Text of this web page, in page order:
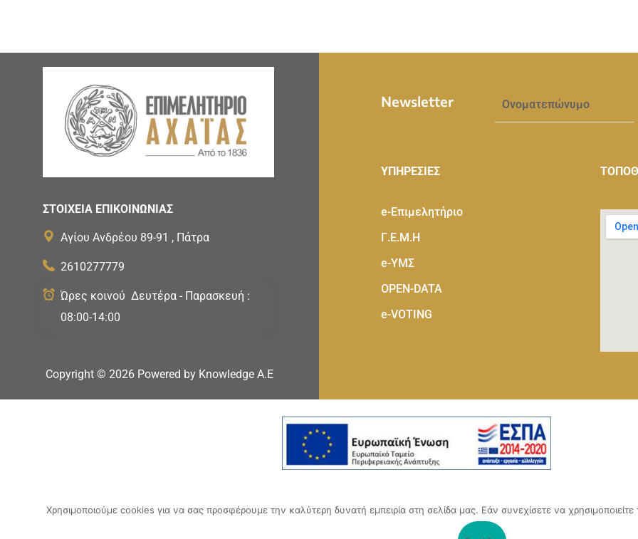
ΣΤΟΙΧΕΙΑ ΕΠΙΚΟΙΝΩΝΙΑΣ
Αγίου Ανδρέου 89-91 , Πάτρα
2610277779
Ώρες κοινού Δευτέρα - Παρασκευή :
08:00-14:00
Copyright © 2026 Powered by Knowledge A.E
Newsletter
ΥΠΗΡΕΣΙΕΣ
e-Eπιμελητήριο
Γ.Ε.Μ.Η
e-ΥΜΣ
OPEN-DATA
e-VOTING
«Ψηφιακό Οικοσύστημα Επιχειρηματικότητας του Επιμελητηρίου Αχαΐας» (ΟΠΣ 5045300),
Επιχειρησιακό Πρόγραμμα «Δυτική Ελλάδα 2014-2020».
Χρησιμοποιούμε cookies για να σας προσφέρουμε την καλύτερη δυνατή εμπειρία στη σελίδα μας. Εάν συνεχίσετε να